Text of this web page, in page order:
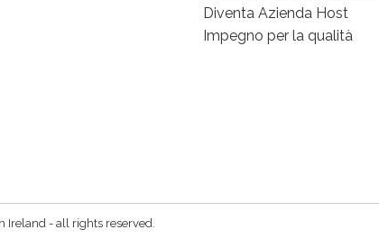
Diventa Azienda Host
Impegno per la qualità
Ireland - all rights reserved.